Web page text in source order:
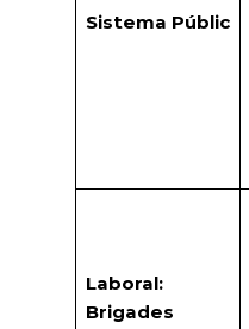
Sistema Públic
Laboral:
Brigades